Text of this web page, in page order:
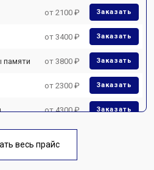
от 2100 ₽ Заказать
от 3400 ₽ Заказать
памяти от 3800 ₽ Заказать
от 2300 ₽ Заказать
от 4300 ₽ Заказать
от 3100 ₽
весь прайс